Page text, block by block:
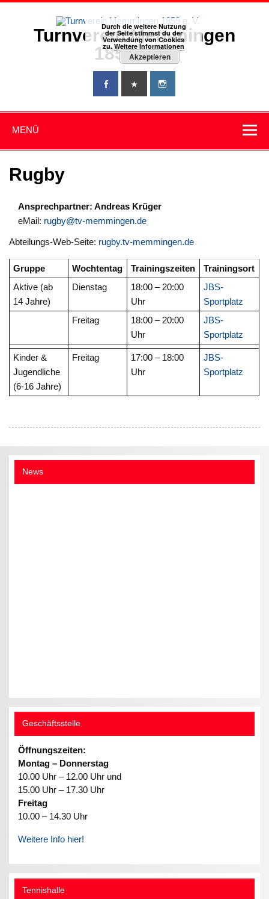
Zum
Turnverein Memmingen
1859 e. V.
MENÜ
Rugby
Ansprechpartner: Andreas Krüger
eMail: rugby@tv-memmingen.de
Abteilungs-Web-Seite: rugby.tv-memmingen.de
Gruppe Wochtentag Trainingszeiten
Trainingsort
Aktive (ab
14 Jahre)
Dienstag
18:00 – 20:00
Uhr
JBS-
Sportplatz
Freitag
18:00 – 20:00
Uhr
JBS-
Sportplatz
Kinder &
Jugendliche
(6-16 Jahre)
Freitag
17:00 – 18:00
Uhr
JBS-
Sportplatz
News
Geschäftsstelle
Öffnungszeiten:
Montag – Donnerstag
10.00 Uhr – 12.00 Uhr und
15.00 Uhr – 17.30 Uhr
Freitag
10.00 – 14.30 Uhr
Weitere Info hier!
Tennishalle
Durch die weitere Nutzung
der Seite stimmst du der
Verwendung von Cookies
zu.Weitere Informationen
Akzeptieren